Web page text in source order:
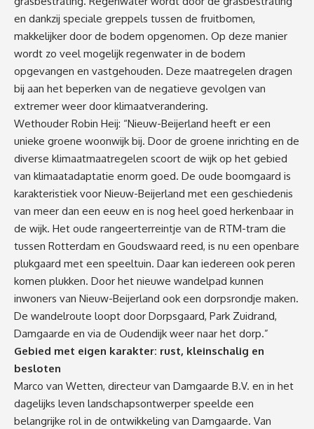
en dankzij speciale greppels tussen de fruitbomen,
makkelijker door de bodem opgenomen. Op deze manier
wordt zo veel mogelijk regenwater in de bodem
opgevangen en vastgehouden. Deze maatregelen dragen
bij aan het beperken van de negatieve gevolgen van
extremer weer door klimaatverandering.
Wethouder Robin Heij: “Nieuw-Beijerland heeft er een
unieke groene woonwijk bij. Door de groene inrichting en de
diverse klimaatmaatregelen scoort de wijk op het gebied
van klimaatadaptatie enorm goed. De oude boomgaard is
karakteristiek voor Nieuw-Beijerland met een geschiedenis
van meer dan een eeuw en is nog heel goed herkenbaar in
de wijk. Het oude rangeerterreintje van de RTM-tram die
tussen Rotterdam en Goudswaard reed, is nu een openbare
plukgaard met een speeltuin. Daar kan iedereen ook peren
komen plukken. Door het nieuwe wandelpad kunnen
inwoners van Nieuw-Beijerland ook een dorpsrondje maken.
De wandelroute loopt door Dorpsgaard, Park Zuidrand,
Damgaarde en via de Oudendijk weer naar het dorp.”
Gebied met eigen karakter: rust, kleinschalig en
besloten
Marco van Wetten, directeur van Damgaarde B.V. en in het
dagelijks leven landschapsontwerper speelde een
belangrijke rol in de ontwikkeling van Damgaarde. Van